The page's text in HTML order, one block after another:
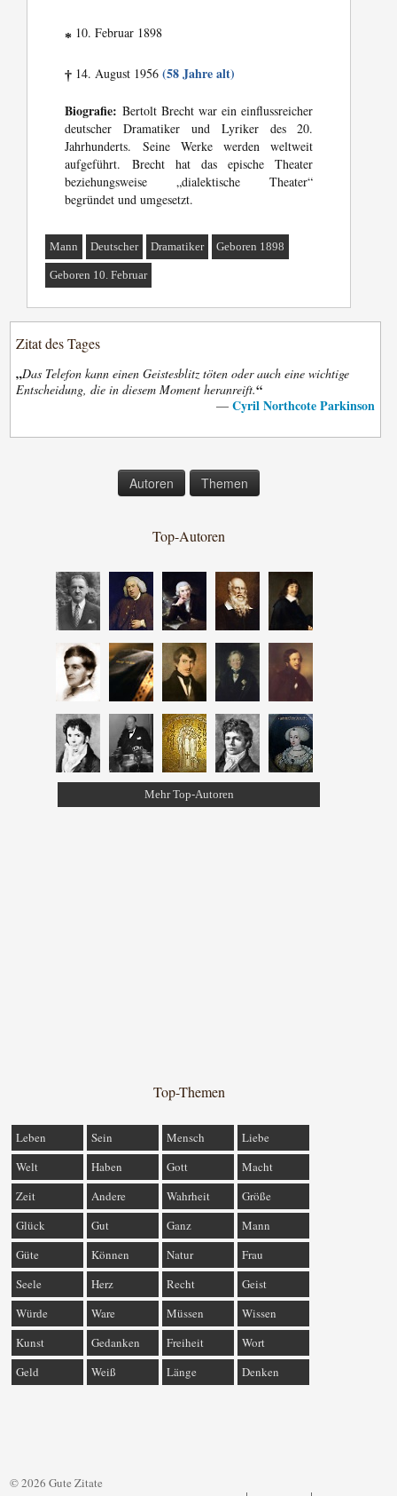
* 10. Februar 1898
† 14. August 1956(58 Jahre alt)
Biografie: Bertolt Brecht war ein einflussreicher
deutscher Dramatiker und Lyriker des 20.
Jahrhunderts. Seine Werke werden weltweit
aufgeführt. Brecht hat das epische Theater
beziehungsweise „dialektische Theater“
begründet und umgesetzt.
Mann Deutscher Dramatiker Geboren 1898
Geboren 10. Februar
Zitat des Tages
„Das Telefon kann einen Geistesblitz töten oder auch eine wichtige
Entscheidung, die in diesem Moment heranreift.“
— Cyril Northcote Parkinson
Autoren Themen
Top-Autoren
Mehr Top-Autoren
Top-Themen
Leben Sein Mensch
Liebe
Welt
Haben Gott
Macht
Zeit
Andere Wahrheit
Größe
Glück
Gut Ganz
Mann
Güte
Können Natur
Frau
Seele
Herz Recht
Geist
Würde
Ware Müssen
Wissen
Kunst
Gedanken Freiheit
Wort
Geld
Weiß Länge Denken
© 2026 Gute Zitate